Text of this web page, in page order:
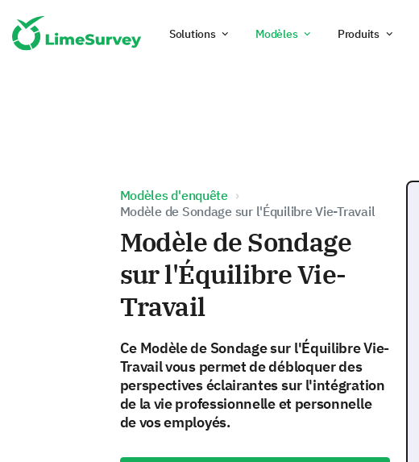
Solutions Modèles Produits
Modèles d'enquête
Modèle de Sondage sur l'Équilibre Vie-Travail
Modèle de Sondage
sur l'Équilibre Vie-
Travail
Ce Modèle de Sondage sur l'Équilibre Vie-
Travail vous permet de débloquer des
perspectives éclairantes sur l'intégration
de la vie professionnelle et personnelle
de vos employés.